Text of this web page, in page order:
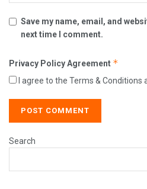
Save my name, email, and
next time I comment.
Privacy Policy Agreement *
I agree to the Terms & Conditions
Search